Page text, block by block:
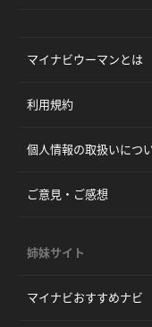
マイナビウーマンとは
利用規約
個人情報の取扱いにつ
ご意見・ご感想
姉妹サイト
マイナビおすすめナビ